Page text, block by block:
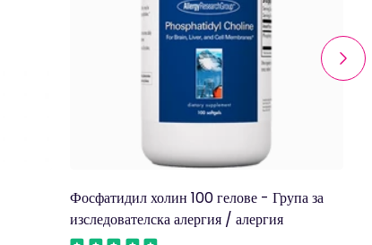
Фосфатидил холин 100 гелове - Група за
изследователска алергия / алергия